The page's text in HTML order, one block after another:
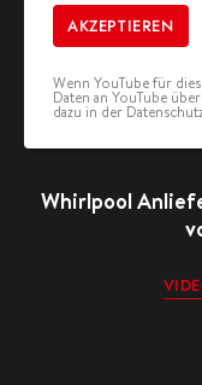
AKZEPTIEREN
Wenn YouTube für
Daten an YouTube
dazu in der
Whirlpool